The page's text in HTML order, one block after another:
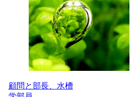
顧問と部長、水槽